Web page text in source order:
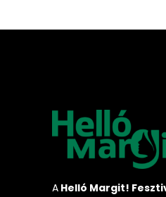
A Helló Margit!